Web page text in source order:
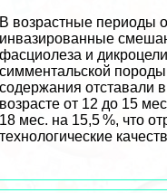
В возрастные периоды
инвазированные
фасциолеза и
симментальской
содержания отставали
возрасте от 12 до 15
18 мес. на 15,5 %, что
технологические